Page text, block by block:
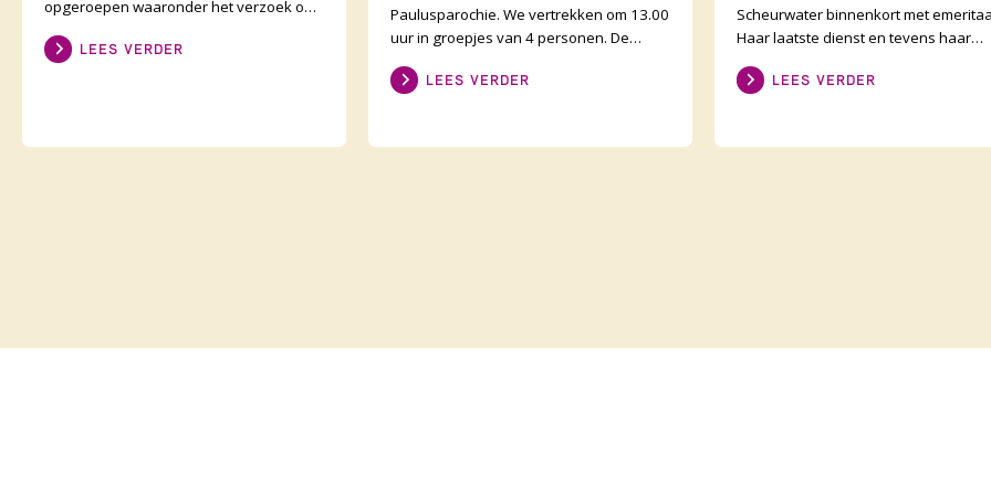
opgeroepen waaronder het verzoek om
daarvoor het preeka
LEES VERDER
Paulusparochie. We vertrekken om 13.00
uur in groepjes van 4 personen. De
onderweg zijn er opdr
LEES VERDER
Scheurwater binnenkort met
Haar laatste dienst en tevens haar
is op zondLEES VERDER